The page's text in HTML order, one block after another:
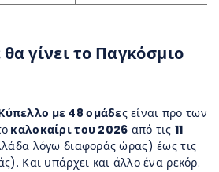
γίνει το Παγκόσμιο
με 48 ομάδες είναι προ των
καλοκαίρι του 2026 από τις11
λόγω διαφοράς ώρας) έως τις
Και υπάρχει και άλλο ένα ρεκόρ.